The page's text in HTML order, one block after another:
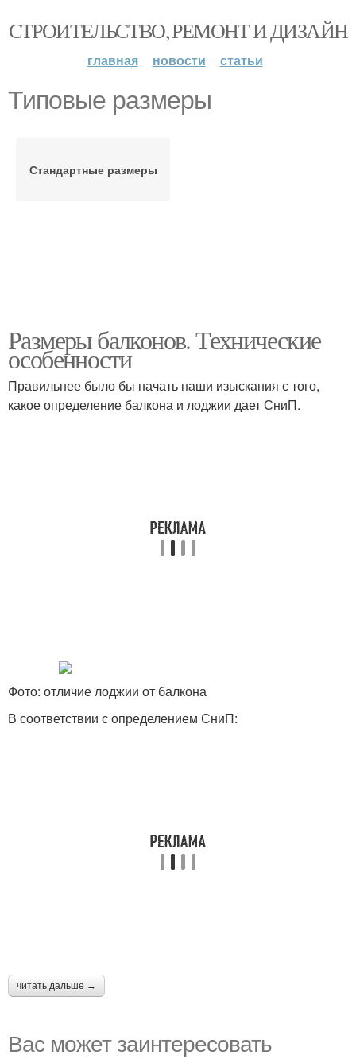
СТРОИТЕЛЬСТВО, РЕМОНТ И ДИЗАЙН
главная новости статьи
Типовые размеры
Стандартные размеры
Размеры балконов. Технические
особенности
Правильнее было бы начать наши изыскания с того,
какое определение балкона и лоджии дает СниП.
Фото: отличие лоджии от балкона
В соответствии с определением СниП:
читать дальше →
Вас может заинтересовать